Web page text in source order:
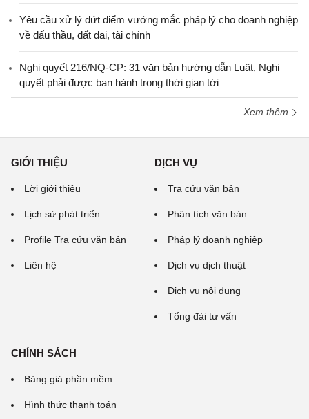
Yêu cầu xử lý dứt điểm vướng mắc pháp lý cho doanh nghiệp
về đấu thầu, đất đai, tài chính
Nghị quyết 216/NQ-CP: 31 văn bản hướng dẫn Luật, Nghị
quyết phải được ban hành trong thời gian tới
Xem thêm
GIỚI THIỆU
Lời giới thiệu
Lịch sử phát triển
Profile Tra cứu văn bản
Liên hệ
DỊCH VỤ
Tra cứu văn bản
Phân tích văn bản
Pháp lý doanh nghiệp
Dịch vụ dịch thuật
Dịch vụ nội dung
Tổng đài tư vấn
CHÍNH SÁCH
Bảng giá phần mềm
Hình thức thanh toán